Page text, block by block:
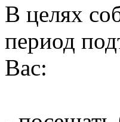
В целях
период
Вас: